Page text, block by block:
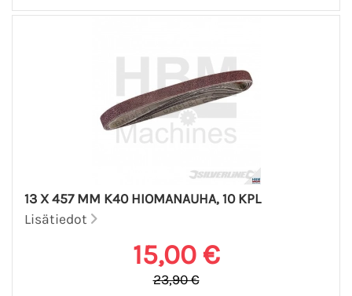
13 X 457 MM K40 HIOMANAUHA, 10 KPL
Lisätiedot
15,00 €
23,90 €